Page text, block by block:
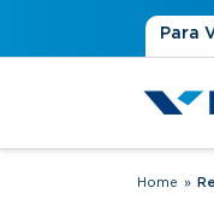
Para
Home »